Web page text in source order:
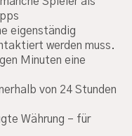
eigenständig
werden muss.
Minuten eine
von 24 Stunden
Währung – für